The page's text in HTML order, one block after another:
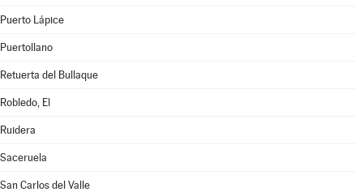
Puerto Lápice
Puertollano
Retuerta del Bullaque
Robledo, El
Ruidera
Saceruela
San Carlos del Valle